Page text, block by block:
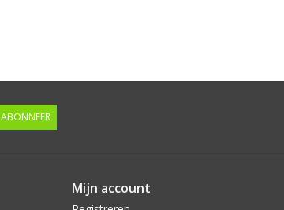
ABONNEER
Mijn account